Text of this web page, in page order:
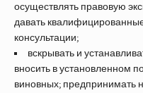
осуществлять правовую
давать
консультации;
вскрывать и
вносить в установленном
виновных; предпринимать